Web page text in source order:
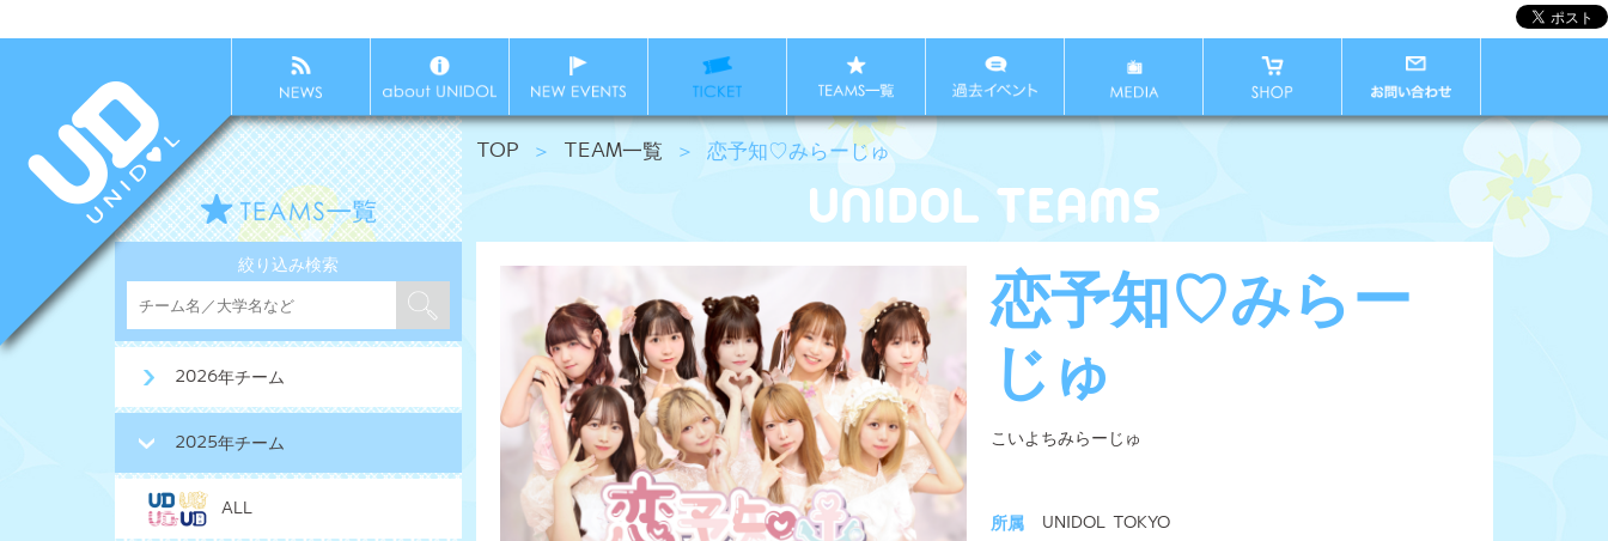
絞り込み検索
2026年チーム
2025年チーム
ALL
TOP ＞ TEAM一覧 ＞ 恋予知♡みらーじゅ
恋予知♡みらー
じゅ
こいよちみらーじゅ
所属
UNIDOL TOKYO